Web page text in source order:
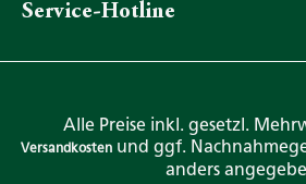
Service-Hotline
Alle Preise inkl. gesetzl.
Versandkostenund ggf.
anders